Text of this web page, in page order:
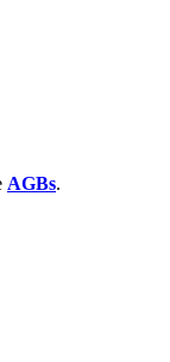
AGBs.